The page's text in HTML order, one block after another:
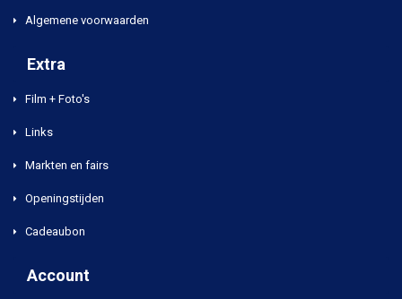
Algemene voorwaarden
Extra
Film + Foto's
Links
Markten en fairs
Openingstijden
Cadeaubon
Account